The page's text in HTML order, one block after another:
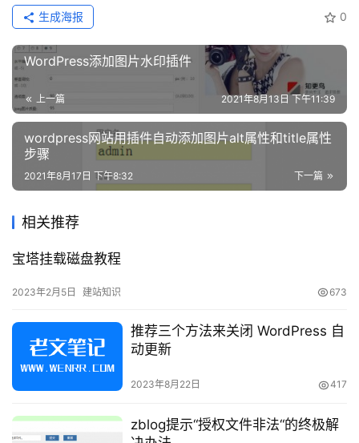
热
游
攻
略
知
识
问
在
线
具
关于如何防止网站被挂木马的相关内容；如有侵权，请联系老
文删除。
0
生成海报
WordPress添加图片水印插件
上一篇 2021年8月13日 下午11:39
wordpress网站用插件自动添加图片alt属性和title属性
步骤
下一篇
2021年8月17日 下午8:32
相关推荐
宝塔挂载磁盘教程
2023年2月5日 建站知识 673
推荐三个方法来关闭 WordPress 自
动更新
2023年8月22日 417
zblog提示“授权文件非法“的终极解